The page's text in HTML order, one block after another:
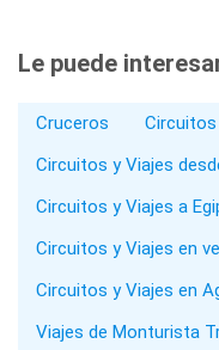
Le puede
Cruceros
Circuitos
Circuitos y Viajes
Circuitos y Viajes a
Circuitos y Viajes en
Circuitos y Viajes en
Viajes de Monturista